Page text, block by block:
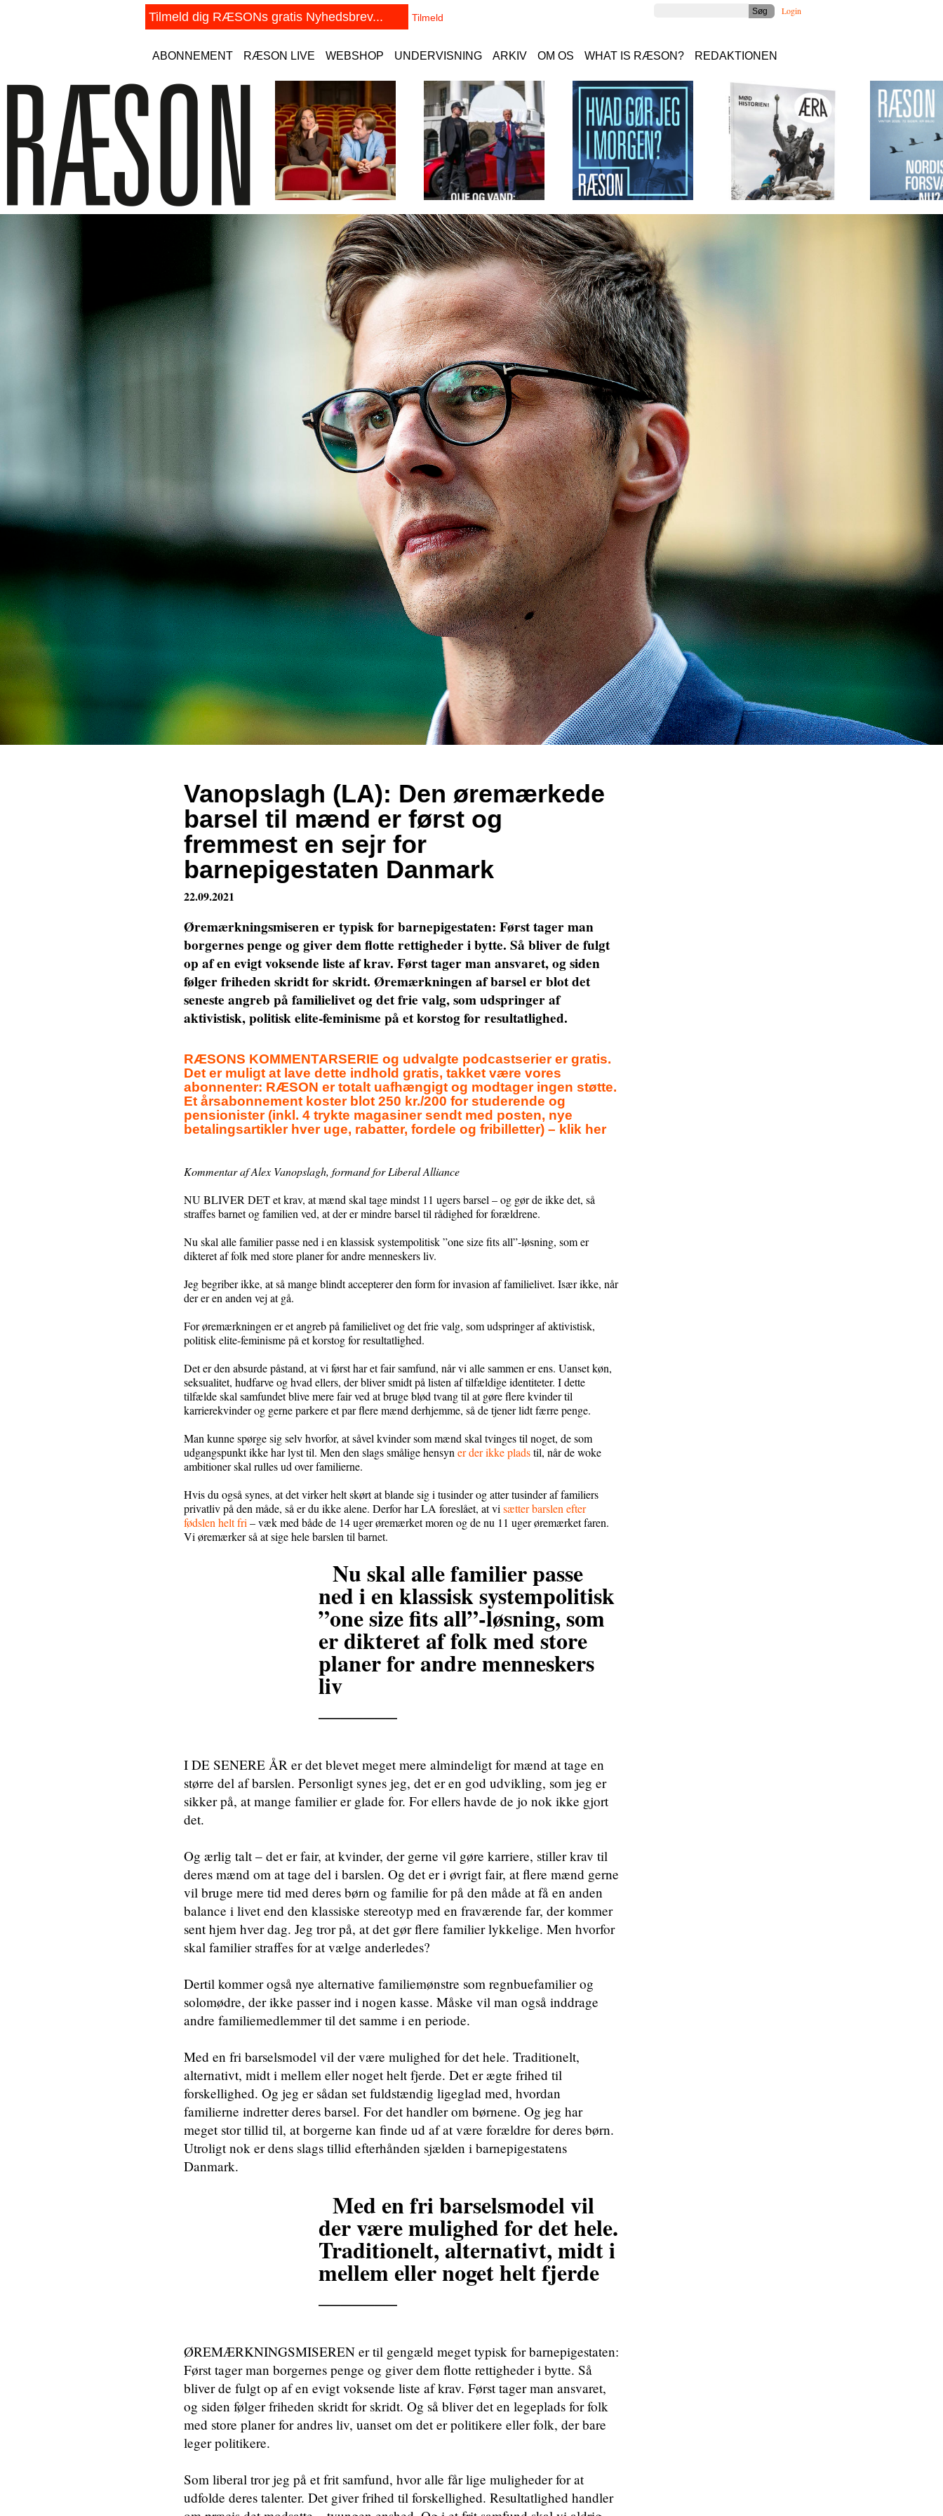
Login
ABONNEMENT RÆSON LIVE WEBSHOP UNDERVISNING ARKIV OM OS WHAT IS RÆSON? REDAKTIONEN
Vanopslagh (LA): Den øremærkede
barsel til mænd er først og
fremmest en sejr for
barnepigestaten Danmark
22.09.2021
Øremærkningsmiseren er typisk for barnepigestaten: Først tager man
borgernes penge og giver dem flotte rettigheder i bytte. Så bliver de fulgt
op af en evigt voksende liste af krav. Først tager man ansvaret, og siden
følger friheden skridt for skridt. Øremærkningen af barsel er blot det
seneste angreb på familielivet og det frie valg, som udspringer af
aktivistisk, politisk elite-feminisme på et korstog for resultatlighed.
RÆSONS KOMMENTARSERIE og udvalgte podcastserier er gratis.
Det er muligt at lave dette indhold gratis, takket være vores
abonnenter: RÆSON er totalt uafhængigt og modtager ingen støtte.
Et årsabonnement koster blot 250 kr./200 for studerende og
pensionister (inkl. 4 trykte magasiner sendt med posten, nye
betalingsartikler hver uge, rabatter, fordele og fribilletter) – klik her
Kommentar af Alex Vanopslagh, formand for Liberal Alliance
NU BLIVER DET et krav, at mænd skal tage mindst 11 ugers barsel – og gør de ikke det, så
straffes barnet og familien ved, at der er mindre barsel til rådighed for forældrene.
Nu skal alle familier passe ned i en klassisk systempolitisk ”one size fits all”-løsning, som er
dikteret af folk med store planer for andre menneskers liv.
Jeg begriber ikke, at så mange blindt accepterer den form for invasion af familielivet. Især ikke, når
der er en anden vej at gå.
For øremærkningen er et angreb på familielivet og det frie valg, som udspringer af aktivistisk,
politisk elite-feminisme på et korstog for resultatlighed.
Det er den absurde påstand, at vi først har et fair samfund, når vi alle sammen er ens. Uanset køn,
seksualitet, hudfarve og hvad ellers, der bliver smidt på listen af tilfældige identiteter. I dette
tilfælde skal samfundet blive mere fair ved at bruge blød tvang til at gøre flere kvinder til
karrierekvinder og gerne parkere et par flere mænd derhjemme, så de tjener lidt færre penge.
Man kunne spørge sig selv hvorfor, at såvel kvinder som mænd skal tvinges til noget, de som
udgangspunkt ikke har lyst til. Men den slags smålige hensyn er der ikke pladstil, når de woke
ambitioner skal rulles ud over familierne.
Hvis du også synes, at det virker helt skørt at blande sig i tusinder og atter tusinder af familiers
privatliv på den måde, så er du ikke alene. Derfor har LA foreslået, at vi sætter barslen efter
fødslen helt fri – væk med både de 14 uger øremærket moren og de nu 11 uger øremærket faren.
Vi øremærker så at sige hele barslen til barnet.
Nu skal alle familier passe
ned i en klassisk systempolitisk
”one size fits all”-løsning, som
er dikteret af folk med store
planer for andre menneskers
liv
I DE SENERE ÅR er det blevet meget mere almindeligt for mænd at tage en
større del af barslen. Personligt synes jeg, det er en god udvikling, som jeg er
sikker på, at mange familier er glade for. For ellers havde de jo nok ikke gjort
det.
Og ærlig talt – det er fair, at kvinder, der gerne vil gøre karriere, stiller krav til
deres mænd om at tage del i barslen. Og det er i øvrigt fair, at flere mænd gerne
vil bruge mere tid med deres børn og familie for på den måde at få en anden
balance i livet end den klassiske stereotyp med en fraværende far, der kommer
sent hjem hver dag. Jeg tror på, at det gør flere familier lykkelige. Men hvorfor
skal familier straffes for at vælge anderledes?
Dertil kommer også nye alternative familiemønstre som regnbuefamilier og
solomødre, der ikke passer ind i nogen kasse. Måske vil man også inddrage
andre familiemedlemmer til det samme i en periode.
Med en fri barselsmodel vil der være mulighed for det hele. Traditionelt,
alternativt, midt i mellem eller noget helt fjerde. Det er ægte frihed til
forskellighed. Og jeg er sådan set fuldstændig ligeglad med, hvordan
familierne indretter deres barsel. For det handler om børnene. Og jeg har
meget stor tillid til, at borgerne kan finde ud af at være forældre for deres børn.
Utroligt nok er dens slags tillid efterhånden sjælden i barnepigestatens
Danmark.
Med en fri barselsmodel vil
der være mulighed for det hele.
Traditionelt, alternativt, midt i
mellem eller noget helt fjerde
ØREMÆRKNINGSMISEREN er til gengæld meget typisk for barnepigestaten:
Først tager man borgernes penge og giver dem flotte rettigheder i bytte. Så
bliver de fulgt op af en evigt voksende liste af krav. Først tager man ansvaret,
og siden følger friheden skridt for skridt. Og så bliver det en legeplads for folk
med store planer for andres liv, uanset om det er politikere eller folk, der bare
leger politikere.
Som liberal tror jeg på et frit samfund, hvor alle får lige muligheder for at
udfolde deres talenter. Det giver frihed til forskellighed. Resultatlighed handler